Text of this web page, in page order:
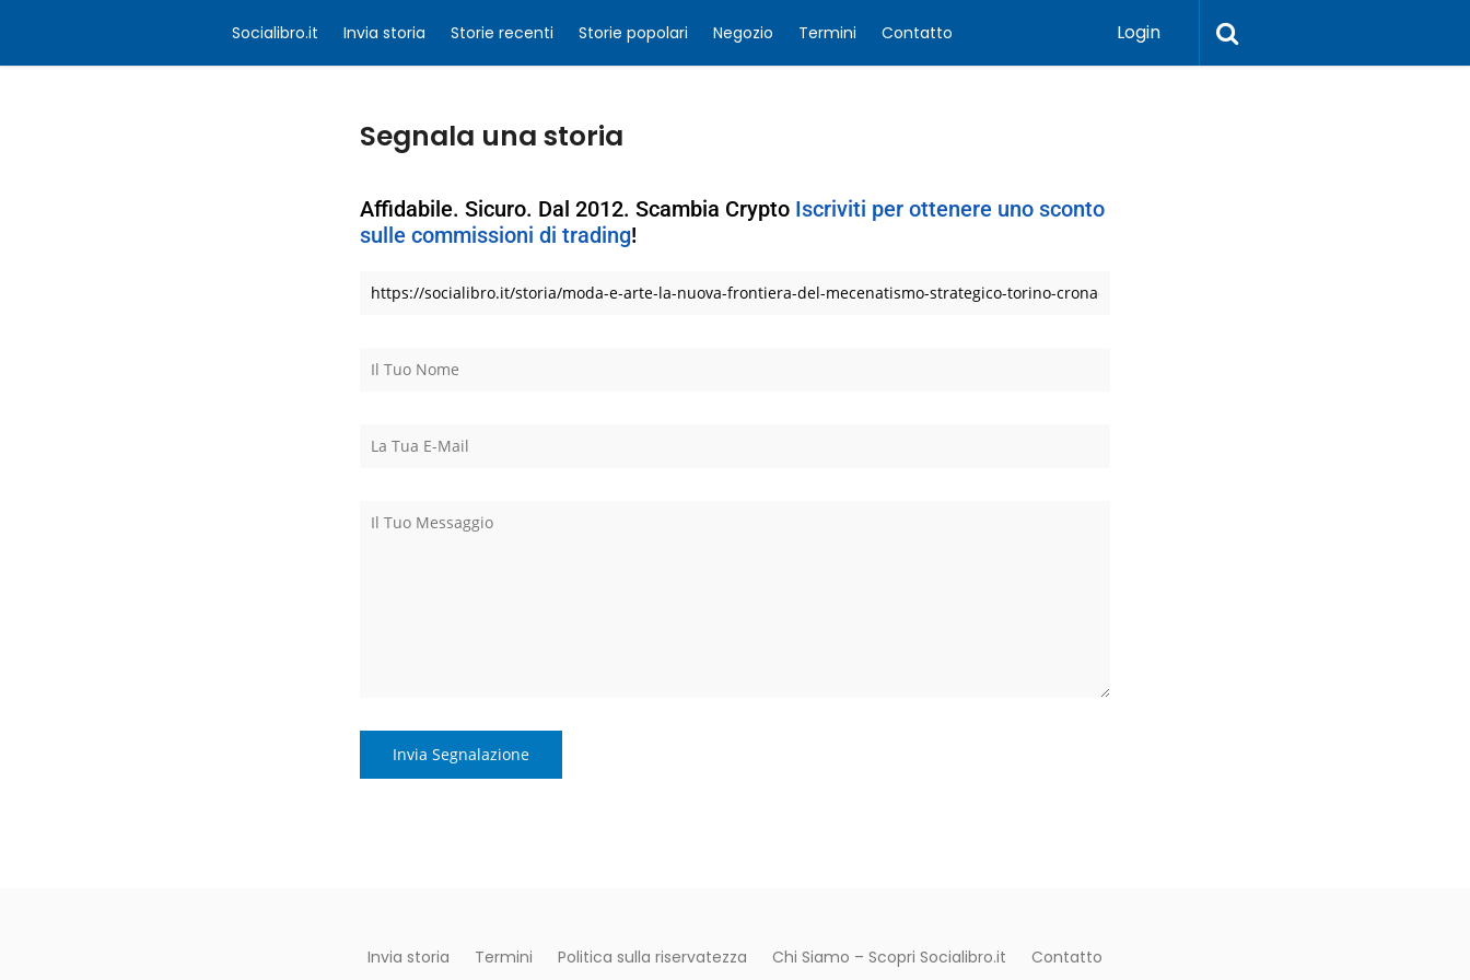
Socialibro.it Invia storia Storie recenti Storie popolari Negozio Termini Contatto Login
Segnala una storia
Affidabile. Sicuro. Dal 2012. Scambia Crypto Iscriviti per ottenere uno sconto
sulle commissioni di trading!
Invia storia Termini Politica sulla riservatezza Chi Siamo – Scopri Socialibro.it Contatto